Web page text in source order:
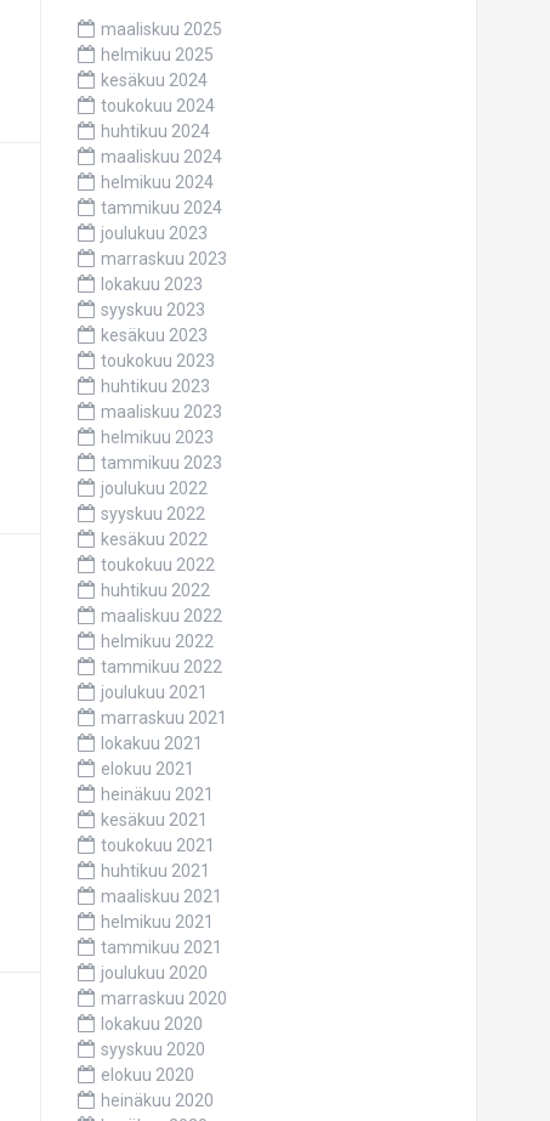
maaliskuu 2025
helmikuu 2025
kesäkuu 2024
toukokuu 2024
huhtikuu 2024
maaliskuu 2024
helmikuu 2024
tammikuu 2024
joulukuu 2023
marraskuu 2023
lokakuu 2023
syyskuu 2023
kesäkuu 2023
toukokuu 2023
huhtikuu 2023
maaliskuu 2023
helmikuu 2023
tammikuu 2023
joulukuu 2022
syyskuu 2022
kesäkuu 2022
toukokuu 2022
huhtikuu 2022
maaliskuu 2022
helmikuu 2022
tammikuu 2022
joulukuu 2021
marraskuu 2021
lokakuu 2021
elokuu 2021
heinäkuu 2021
kesäkuu 2021
toukokuu 2021
huhtikuu 2021
maaliskuu 2021
helmikuu 2021
tammikuu 2021
joulukuu 2020
marraskuu 2020
lokakuu 2020
syyskuu 2020
elokuu 2020
heinäkuu 2020